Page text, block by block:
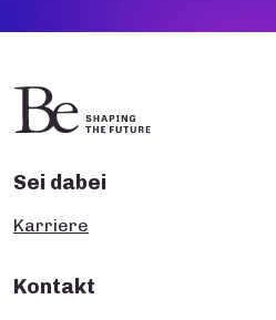
Sei dabei
Karriere
Kontakt